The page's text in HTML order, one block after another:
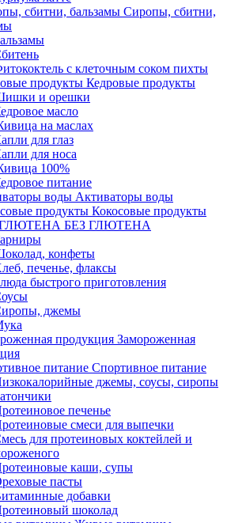
Сиропы, сбитни,
с клеточным соком пихты
Кедровые продукты
и орешки
масло
на маслах
для глаз
для носа
100%
питание
Активаторы воды
Кокосовые продукты
БЕЗ ГЛЮТЕНА
конфеты
печенье, флаксы
быстрого приготовления
джемы
Замороженная
Спортивное питание
джемы, соусы, сиропы
печенье
смеси для выпечки
для протеиновых коктейлей и
каши, супы
пасты
добавки
шоколад